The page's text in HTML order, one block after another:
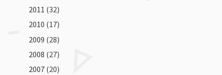
2011 (32)
2010 (17)
2009 (28)
2008 (27)
2007 (20)